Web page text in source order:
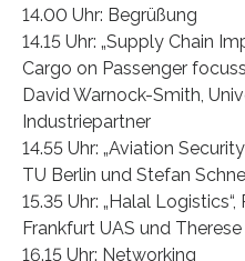
14.00 Uhr: Begrüßung
14.15 Uhr: „Supply Chain
Cargo on Passenger
David Warnock-Smith,
Industriepartner
14.55 Uhr: „Aviation
TU Berlin und Stefan
15.35 Uhr: „Halal
Frankfurt UAS und
16.15 Uhr: Networking